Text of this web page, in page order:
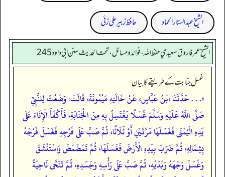
الشیخ عبدالستار الحماد حافظ زبیر علی زئی
الشيخ عمر فاروق سعيدي حفظ الله، فوائد و مسائل، تحت الحديث سنن ابي داود 245
غسل جنابت کے طریقے کا بیان
«. . . حَدَّثَنَا ابْنُ عَبَّاسٍ، عَنْ خَالَتِهِ مَيْمُونَةَ، قَالَتْ: وَضَعْتُ لِلنَّبِيِّ
صَلَّى اللَّهُ عَلَيْهِ وَسَلَّمَ غُسْلًا يَغْتَسِلُ بِهِ مِنَ الْجَنَابَةِ، فَأَكْفَأَ الْإِنَاءَ عَلَى
يَدِهِ الْيُمْنَى فَغَسَلَهَا مَرَّتَيْنِ أَوْ ثَلَاثًا، ثُمَّ صَبَّ عَلَى فَرْجِهِ فَغَسَلَ فَرْجَهُ
بِشِمَالِهِ، ثُمَّ ضَرَبَ بِيَدِهِ الْأَرْضَ فَغَسَلَهَا، ثُمَّ تَمَضْمَضَ وَاسْتَنْشَقَ
وَغَسَلَ وَجْهَهُ وَيَدَيْهِ، ثُمَّ صَبَّ عَلَى رَأْسِهِ وَجَسَدِهِ، ثُمَّ تَنَحَّى نَاحِيَةً